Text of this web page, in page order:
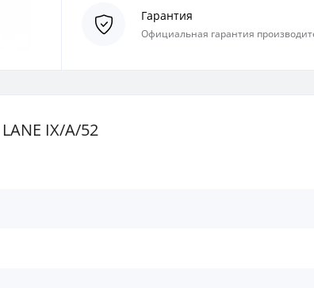
Гарантия
Официальная гарантия
IX/A/52